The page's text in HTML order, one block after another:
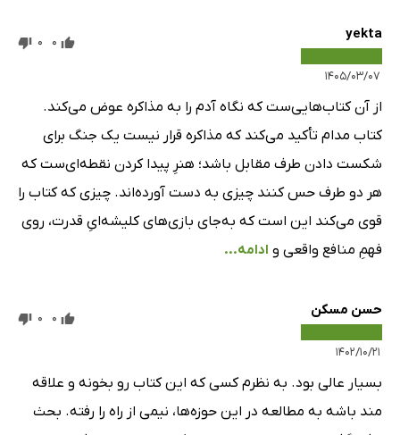
yekta
۱۴۰۵/۰۳/۰۷
0
0
از آن کتاب‌هایی‌ست که نگاه آدم را به مذاکره عوض می‌کند.
کتاب مدام تأکید می‌کند که مذاکره قرار نیست یک جنگ برای
شکست دادن طرف مقابل باشد؛ هنرِ پیدا کردن نقطه‌ای‌ست که
هر دو طرف حس کنند چیزی به دست آورده‌اند. چیزی که کتاب را
قوی می‌کند این است که به‌جای بازی‌های کلیشه‌ایِ قدرت، روی
فهمِ منافع واقعی و ادامه...
حسن مسکن
۱۴۰۲/۱۰/۲۱
0
0
بسیار عالی بود. به نظرم کسی که این کتاب رو بخونه و علاقه
مند باشه به مطالعه در این حوزه‌ها، نیمی از راه را رفته. بحث